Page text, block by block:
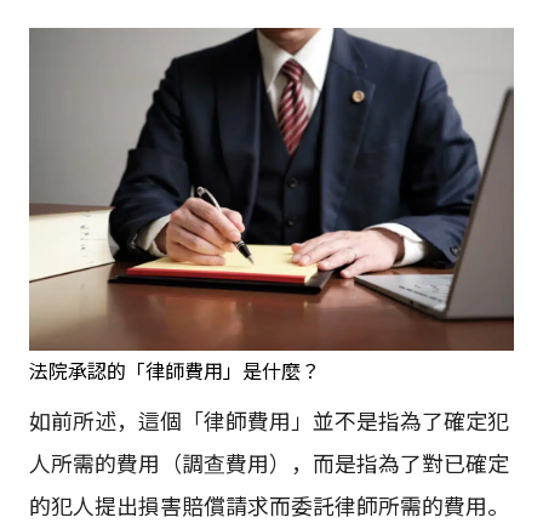
法院承認的「律師費用」是什麼？
如前所述，這個「律師費用」並不是指為了確定犯
人所需的費用（調查費用），而是指為了對已確定
的犯人提出損害賠償請求而委託律師所需的費用。